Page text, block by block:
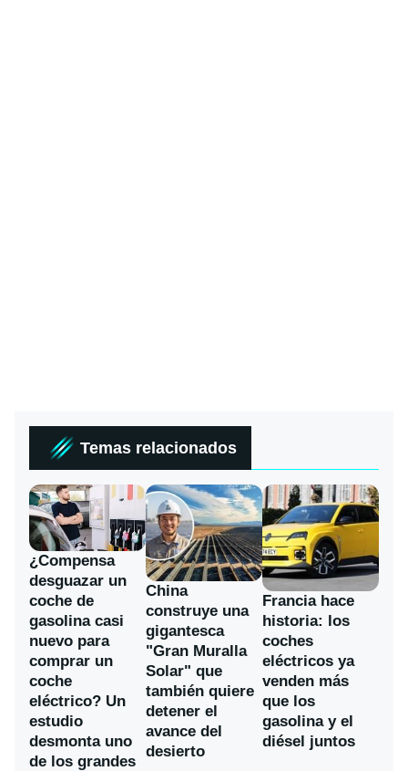
Temas relacionados
¿Compensa
desguazar un
coche de
gasolina casi
nuevo para
comprar un
coche
eléctrico? Un
estudio
desmonta uno
de los grandes
China
construye una
gigantesca
"Gran Muralla
Solar" que
también quiere
detener el
avance del
desierto
Francia hace
historia: los
coches
eléctricos ya
venden más
que los
gasolina y el
diésel juntos